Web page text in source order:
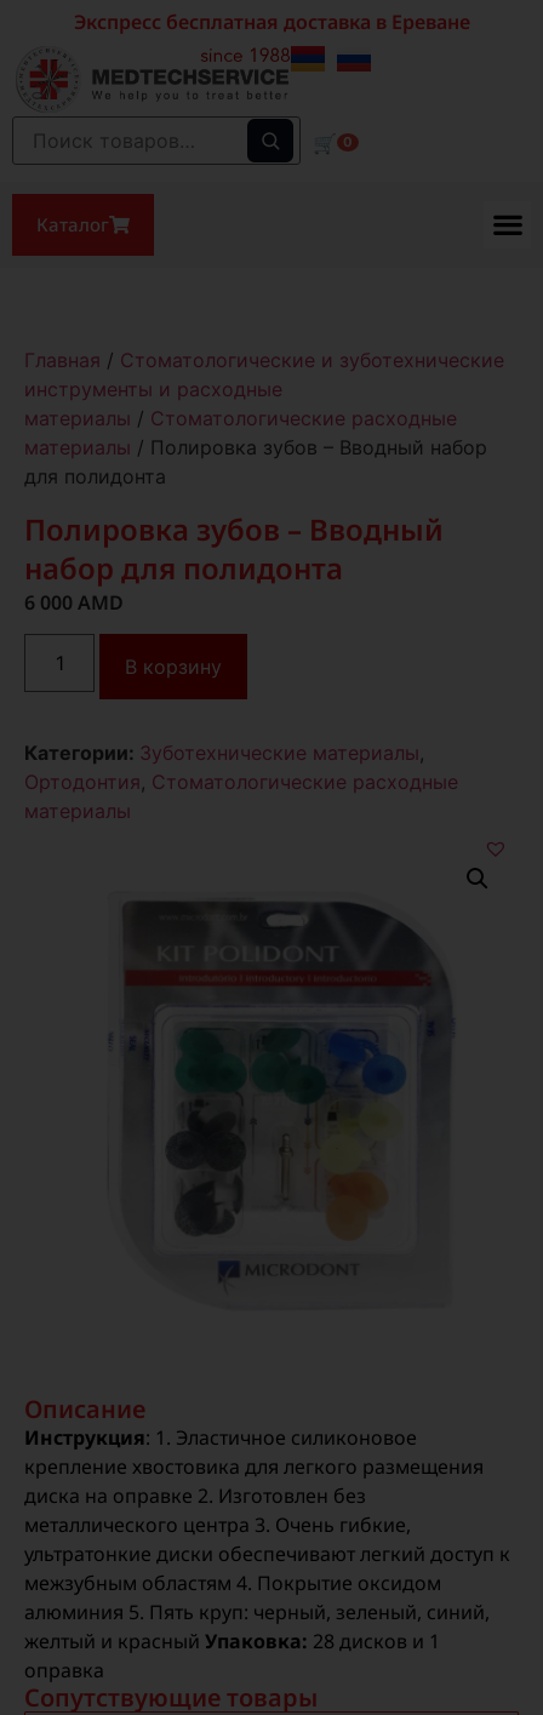
Экспресс бесплатная доставка в Ереване
🛒 0
Каталог
Главная / Стоматологические и зуботехнические
инструменты и расходные
материалы / Стоматологические расходные
материалы / Полировка зубов – Вводный набор
для полидонта
Полировка зубов – Вводный
набор для полидонта
6 000 AMD
В корзину
Категории: Зуботехнические материалы,
Ортодонтия, Стоматологические расходные
материалы
Описание
Инструкция: 1. Эластичное силиконовое
крепление хвостовика для легкого размещения
диска на оправке 2. Изготовлен без
металлического центра 3. Очень гибкие,
ультратонкие диски обеспечивают легкий доступ к
межзубным областям 4. Покрытие оксидом
алюминия 5. Пять круп: черный, зеленый, синий,
желтый и красный Упаковка: 28 дисков и 1
оправка
Сопутствующие товары